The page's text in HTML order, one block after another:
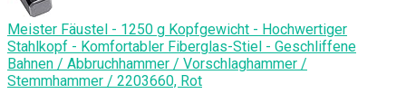
Meister Fäustel - 1250 g Kopfgewicht - Hochwertiger
Stahlkopf - Komfortabler Fiberglas-Stiel - Geschliffene
Bahnen / Abbruchhammer / Vorschlaghammer /
Stemmhammer / 2203660, Rot